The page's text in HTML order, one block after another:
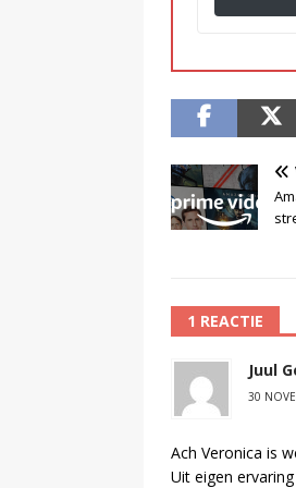
1 REACTIE
Juul
30
Ach Veronica is
Uit eigen